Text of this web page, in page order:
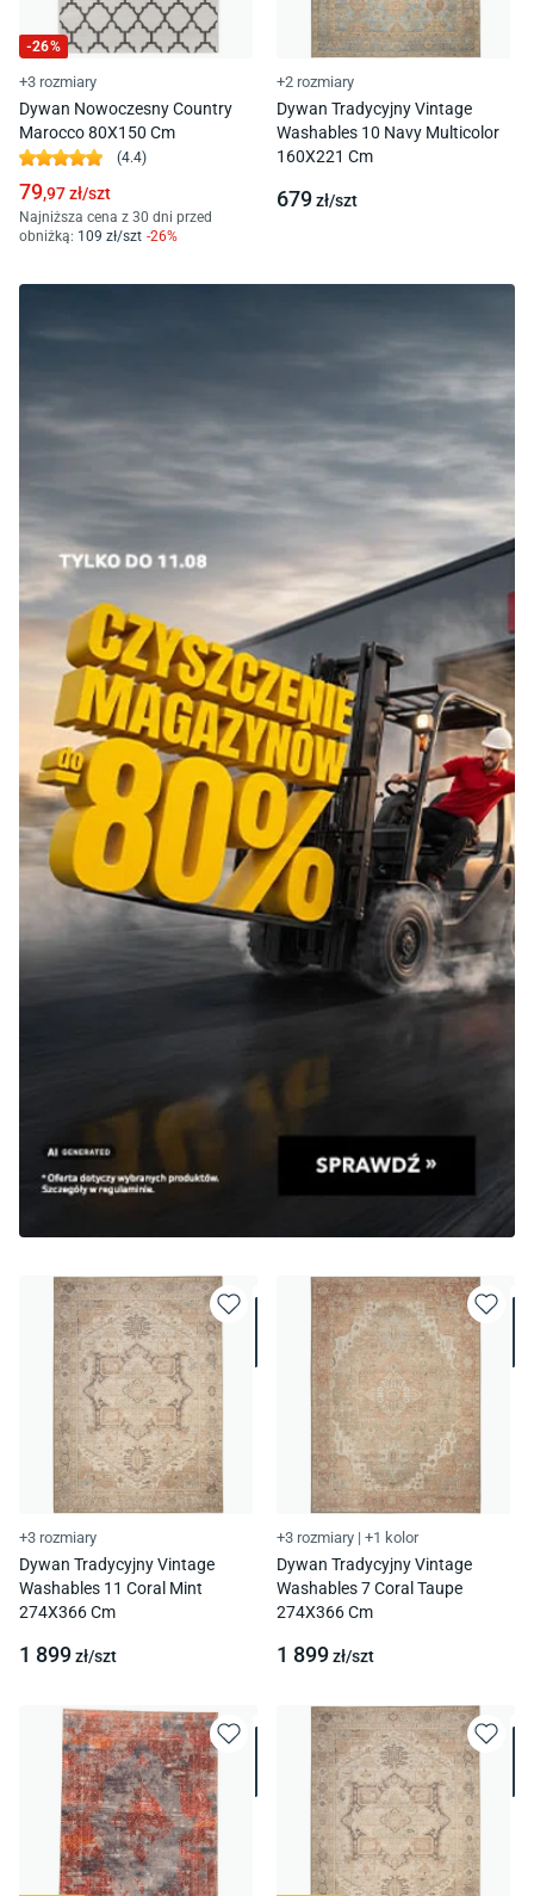
-26%
+3 rozmiary
Dywan Nowoczesny Country
Marocco 80X150 Cm
(4.4)
79,97zł/szt
Najniższa cena z 30 dni przed
obniżką: 109 zł/szt -26%
+2 rozmiary
Dywan Tradycyjny Vintage
Washables 10 Navy Multicolor
160X221 Cm
679zł/szt
+3 rozmiary
Dywan Tradycyjny Vintage
Washables 11 Coral Mint
274X366 Cm
1 899zł/szt
+3 rozmiary | +1 kolor
Dywan Tradycyjny Vintage
Washables 7 Coral Taupe
274X366 Cm
1 899zł/szt